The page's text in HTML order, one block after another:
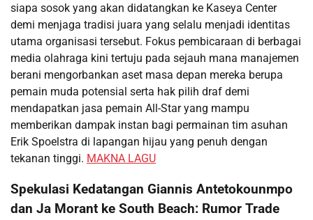
siapa sosok yang akan didatangkan ke Kaseya Center
demi menjaga tradisi juara yang selalu menjadi identitas
utama organisasi tersebut. Fokus pembicaraan di berbagai
media olahraga kini tertuju pada sejauh mana manajemen
berani mengorbankan aset masa depan mereka berupa
pemain muda potensial serta hak pilih draf demi
mendapatkan jasa pemain All-Star yang mampu
memberikan dampak instan bagi permainan tim asuhan
Erik Spoelstra di lapangan hijau yang penuh dengan
tekanan tinggi. MAKNA LAGU
Spekulasi Kedatangan Giannis Antetokounmpo
dan Ja Morant ke South Beach: Rumor Trade